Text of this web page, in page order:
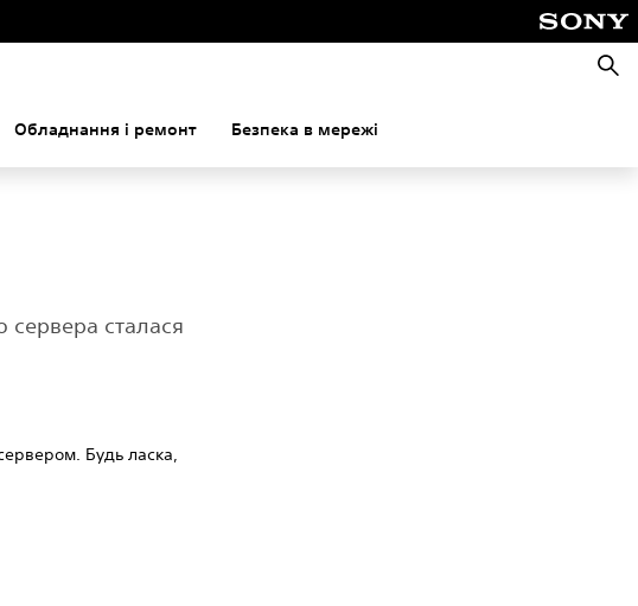
Обладнання і ремонт Безпека в мережі
сталася
Будь ласка,